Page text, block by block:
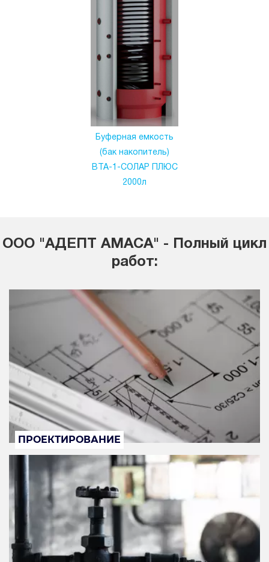
Буферная емкость
(бак накопитель)
ВТА-1-СОЛАР ПЛЮС
2000л
ООО "АДЕПТ АМАСА" - Полный цикл
работ:
ПРОЕКТИРОВАНИЕ